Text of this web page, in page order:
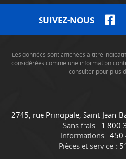
SUIVEZ-NOUS
Les données sont affichées à titre
considérées comme une information
consulter pour plus
C
o
n
t
C
a
m
i
2745, rue Principale, Saint-Jean-
Sans frais : 1 800
Informations : 450
Pièces et service :